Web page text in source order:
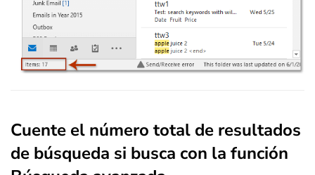
Cuente el número total de resultados
de búsqueda si busca con la función